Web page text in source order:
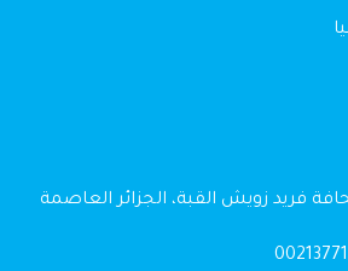
فريد زويش القبة، الجزائر العاصمة